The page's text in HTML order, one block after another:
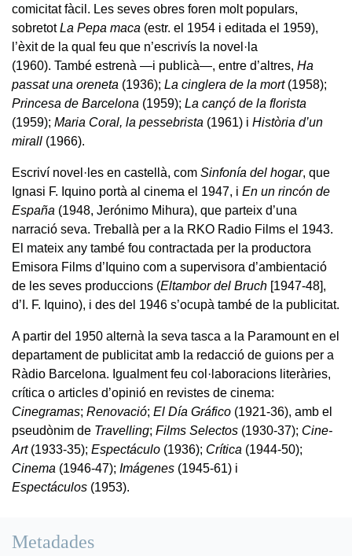
comicitat fàcil. Les seves obres foren molt populars,
sobretotLa Pepa maca (estr. el 1954 i editada el 1959),
l’èxit de la qual feu que n’escrivís la novel·la
(1960). També estrenà —i publicà—, entre d’altres, Ha
passat una oreneta (1936); La cinglera de la mort(1958);
Princesa de Barcelona (1959); La cançó de la florista
(1959); Maria Coral, la pessebrista (1961) i Història d’un
mirall (1966).
Escriví novel·les en castellà, com Sinfonía del hogar, que
Ignasi F. Iquino portà al cinema el 1947, i En un rincón de
España (1948, Jerónimo Mihura), que parteix d’una
narració seva. Treballà per a la RKO Radio Films el 1943.
El mateix any també fou contractada per la productora
Emisora Films d’Iquino com a supervisora d’ambientació
de les seves produccions (Eltambor del Bruch [1947-48],
d’I. F. Iquino), i des del 1946 s’ocupà també de la publicitat.
A partir del 1950 alternà la seva tasca a la Paramount en el
departament de publicitat amb la redacció de guions per a
Ràdio Barcelona. Igualment feu col·laboracions literàries,
crítica o articles d’opinió en revistes de cinema:
Cinegramas; Renovació; El Día Gráfico (1921-36), amb el
pseudònim de Travelling; Films Selectos (1930-37); Cine-
Art(1933-35); Espectáculo (1936); Crítica (1944-50);
Cinema (1946-47); Imágenes (1945-61) i
Espectáculos (1953).
Metadades